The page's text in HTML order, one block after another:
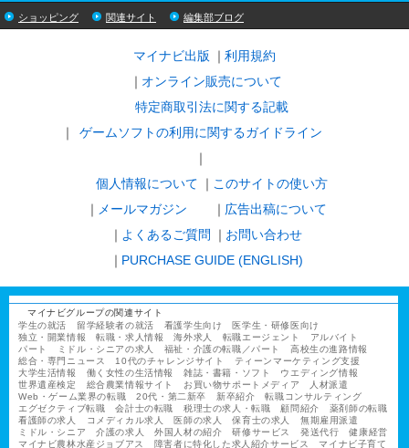
ショッピング 関連サイト 編集部ブログ
マイナビ出版
利用規約
オンライン販売について
特定商取引法に関する記載
ゲームソフトの利用に関するガイドライン
｜
個人情報について
このサイトの使い方
メールマガジン
広告出稿について
よくあるご質問
お問い合わせ
PURCHASE GUIDE (ENGLISH)
マイナビグループの関連サイト
学生の就活
留学経験者の就活 看護学生向け
医学生・研修医向け
独立・開業情報
転職・求人情報 海外求人 転職エージェント
アルバイト
パート
ミドル・シニアの求人 福祉・介護の転職／パート
高校生の進路情報
総合・専門ニュース
10代のチャレンジサイト
ティーンマーケティング支援
大学生活情報
働く女性の生活情報 雑誌・書籍・ソフト
ウエディング情報
世界遺産検定
総合農業情報サイト お買い物サポートメディア
人材派遣
Web・ゲーム業界の転職
20代・第二新卒 新卒紹介
転職コンサルティング
エグゼクティブ転職
会計士の転職 税理士の求人・転職 顧問紹介
薬剤師の転職
看護師の求人
コメディカル求人 医師の求人 保育士の求人
無期雇用派遣
ミドル・シニア
介護の求人 外国人材の紹介 研修サービス 発送代行
健康経営
マイナビ農林水産ジョブアス
障害者に特化した求人紹介サービス マイナビ子育て